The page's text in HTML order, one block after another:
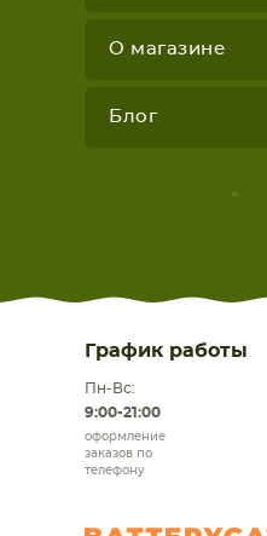
О магазине
Блог
График работы
Пн-Вс:
9:00-21:00
оформление
заказов по
телефону